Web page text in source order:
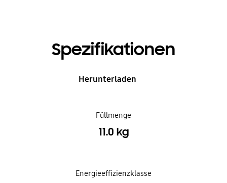
Spezifikationen
Herunterladen
Füllmenge
11.0 kg
Energieeffizienzklasse